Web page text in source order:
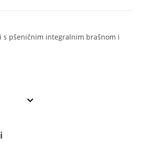
s pšeničnim integralnim brašnom i